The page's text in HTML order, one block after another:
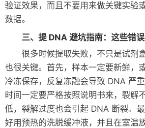
验证效果，而且不要用来做关键实验
数据。
三、提 DNA 避坑指南：这些错
很多时候提取失败，不只是试剂
也很关键。首先，样本一定要新鲜，
冷冻保存，反复冻融会导致 DNA 严
时间一定要严格按照说明书来，裂解
低，裂解过度也会引起 DNA 断裂。
好用预热的洗脱缓冲液，并且在室温